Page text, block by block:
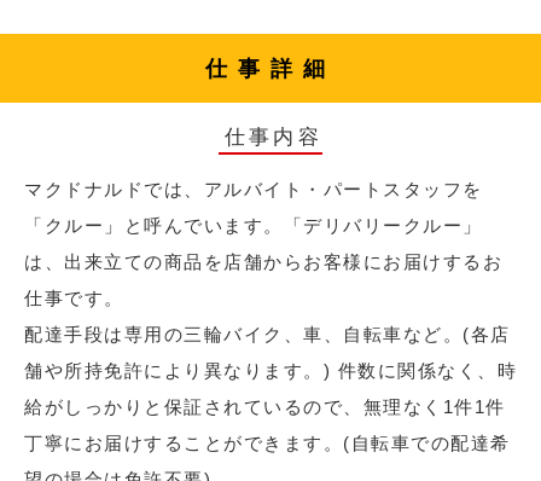
仕事詳細
仕事内容
マクドナルドでは、アルバイト・パートスタッフを
「クルー」と呼んでいます。「デリバリークルー」
は、出来立ての商品を店舗からお客様にお届けするお
仕事です。
配達手段は専用の三輪バイク、車、自転車など。(各店
舗や所持免許により異なります。) 件数に関係なく、時
給がしっかりと保証されているので、無理なく1件1件
丁寧にお届けすることができます。(自転車での配達希